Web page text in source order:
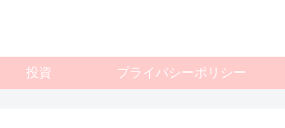
投資 プライバシーポリシー